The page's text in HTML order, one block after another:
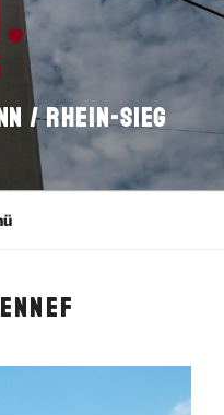
/ RHEIN-SIEG